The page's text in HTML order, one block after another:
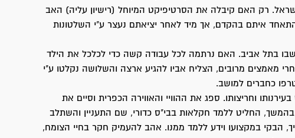
רק האם קיבלה את הסרטיפיקט המיוחל (רישיון עליה) האב
איתם בהקדם, אך מיד לאחר יציאתם נעצר ע"י השלטונות
לארץ והתיישבו בתל אביב. האם נרתמה לכל עבודה קשה כדי לכלכל את הילד
לחינוכו. בדצמבר 1934, אחרי מאמצים מרובים, הצליח אביו להגיע ארצה והשלושה נקלטו ע"י
כחברים למושב.
וחריצותו. ספג את ההוויי והאווירה הכפרית וסיים את
בהמשך, החליט ללמד חקלאות בבי"ס כדורי, שם התעניין והשתלב
הבקי במקצועו וידע ללמד ממנו. אהב להעמיק חקר בחיי הצומח,